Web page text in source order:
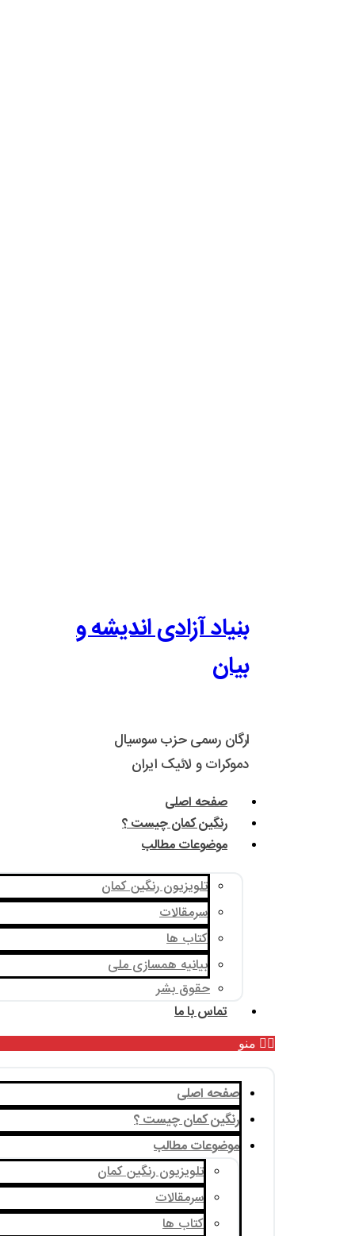
بنیاد آزادی اندیشه و
بیان
ارگان رسمی حزب سوسیال
دموکرات و لائیک ایران
صفحه اصلی
رنگین کمان چیست ؟
موضوعات مطالب
تلویزیون رنگین کمان
سرمقالات
کتاب ها
بیانیه همسازی ملی
حقوق بشر
تماس با ما
منو
صفحه اصلی
رنگین کمان چیست ؟
موضوعات مطالب
تلویزیون رنگین کمان
سرمقالات
کتاب ها